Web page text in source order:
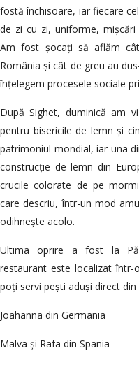
fostă închisoare, iar fiecare
de zi cu zi, uniforme,
Am fost șocați să aflăm
România și cât de greu au
înțelegem procesele sociale
După Sighet, duminică am
pentru bisericile de lemn și
patrimoniul mondial, iar una
construcție de lemn din
crucile colorate de pe
care descriu, într-un mod
odihnește acolo.
Ultima oprire a fost la
restaurant este localizat într-
poți servi pești aduși direct din
Joahanna din Germania
Malva și Rafa din Spania